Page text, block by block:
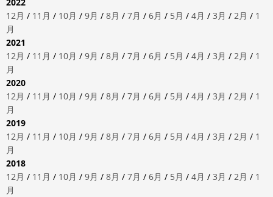
12月 / 11月 / 10月 / 9月 / 8月 / 7月 / 6月 / 5月 / 4月 / 3月 / 2月 / 1
月
2021
12月 / 11月 / 10月 / 9月 / 8月 / 7月 / 6月 / 5月 / 4月 / 3月 / 2月 / 1
月
2020
12月 / 11月 / 10月 / 9月 / 8月 / 7月 / 6月 / 5月 / 4月 / 3月 / 2月 / 1
月
2019
12月 / 11月 / 10月 / 9月 / 8月 / 7月 / 6月 / 5月 / 4月 / 3月 / 2月 / 1
月
2018
12月 / 11月 / 10月 / 9月 / 8月 / 7月 / 6月 / 5月 / 4月 / 3月 / 2月 / 1
月